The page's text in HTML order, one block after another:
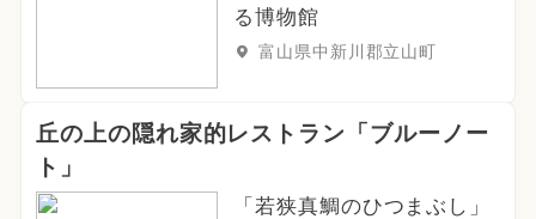
る博物館
富山県中新川郡立山町
丘の上の隠れ家的レストラン「ブルーノー
ト」
「若狭真鯛のひつまぶし」